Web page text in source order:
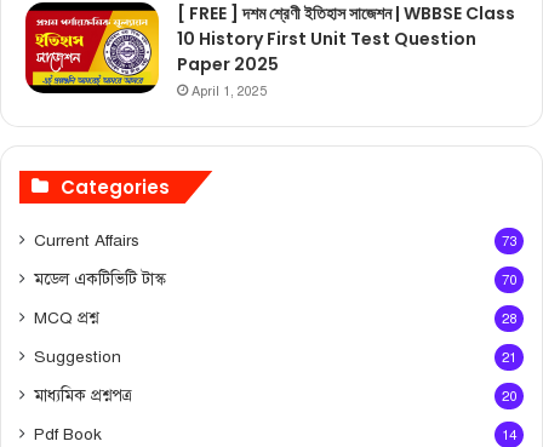
[ FREE ] দশম শ্রেণী ইতিহাস সাজেশন | WBBSE Class
10 History First Unit Test Question
Paper 2025
April 1, 2025
Categories
Current Affairs 73
মডেল একটিভিটি টাস্ক 70
MCQ প্রশ্ন 28
Suggestion 21
মাধ্যমিক প্রশ্নপত্র 20
Pdf Book 14